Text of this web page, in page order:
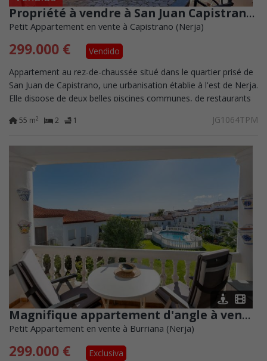
Propriété à vendre à San Juan Capistrano, Nerja
Petit Appartement en vente à Capistrano (Nerja)
299.000 €
Vendido
Appartement au rez-de-chaussée situé dans le quartier prisé de
San Juan de Capistrano, une urbanisation établie à l'est de Nerja.
Elle dispose de deux belles piscines communes, de restaurants
55 m2 2 1 JG1064TPM
Magnifique appartement d'angle à vendre à La Hacienda, Nerja
Petit Appartement en vente à Burriana (Nerja)
299.000 €
Exclusiva